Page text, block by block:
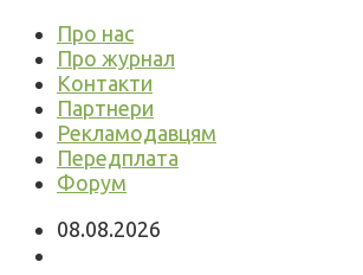
Про нас
Про журнал
Контакти
Партнери
Рекламодавцям
Передплата
Форум
08.08.2026